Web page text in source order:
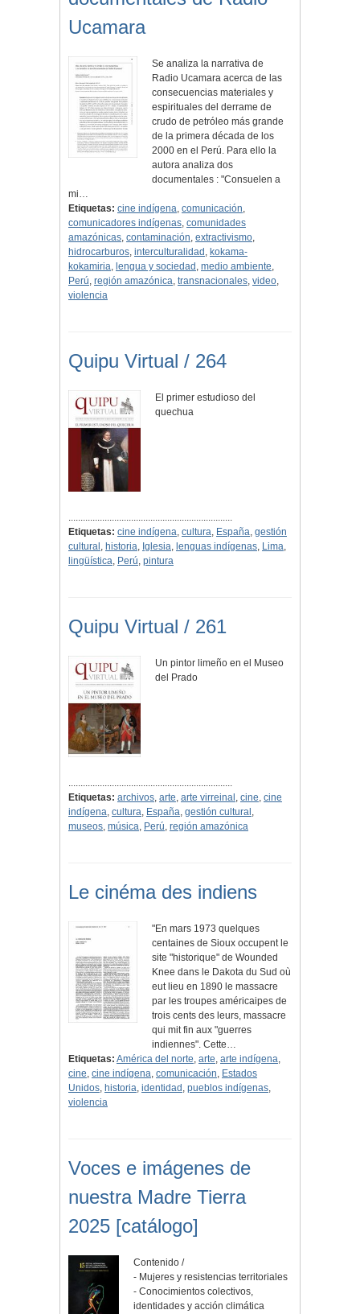
Ucamara
Se analiza la narrativa de
Radio Ucamara acerca de las
consecuencias materiales y
espirituales del derrame de
crudo de petróleo más grande
de la primera década de los
2000 en el Perú. Para ello la
autora analiza dos
documentales : "Consuelen a
mi…
Etiquetas: cine indígena, comunicación,
comunicadores indígenas, comunidades
amazónicas, contaminación, extractivismo,
hidrocarburos, interculturalidad , kokama-
kokamiria, lengua y sociedad , medio ambiente,
Perú, región amazónica, transnacionales, video,
violencia
Quipu Virtual / 264
El primer estudioso del
quechua
....................................................................
Etiquetas: cine indígena, cultura, España, gestión
cultural , historia, Iglesia, lenguas indígenas, Lima,
lingüística, Perú, pintura
Quipu Virtual / 261
Un pintor limeño en el Museo
del Prado
....................................................................
Etiquetas: archivos, arte, arte virreinal , cine, cine
indígena, cultura, España, gestión cultural ,
museos, música, Perú, región amazónica
Le cinéma des indiens
"En mars 1973 quelques
centaines de Sioux occupent le
site "historique" de Wounded
Knee dans le Dakota du Sud où
eut lieu en 1890 le massacre
par les troupes américaipes de
trois cents des leurs, massacre
qui mit fin aux "guerres
indiennes". Cette…
Etiquetas: América del norte, arte, arte indígena,
cine, cine indígena, comunicación, Estados
Unidos, historia, identidad , pueblos indígenas,
violencia
Voces e imágenes de
nuestra Madre Tierra
2025 [catálogo]
Contenido /
- Mujeres y resistencias territoriales
- Conocimientos colectivos,
identidades y acción climática